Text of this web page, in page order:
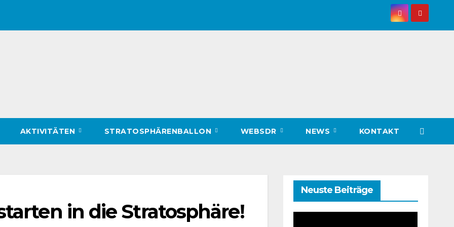
AKTIVITÄTEN STRATOSPHÄRENBALLON WEBSDR NEWS KONTAKT
in die Stratosphäre!
Neuste Beiträge